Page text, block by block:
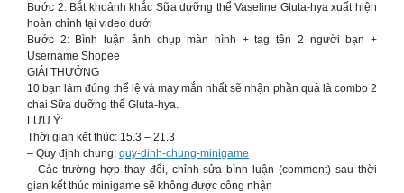
Bước 2: Bắt khoảnh khắc Sữa dưỡng thể Vaseline Gluta-hya xuất hiện
hoàn chỉnh tại video dưới
Bước 2: Bình luận ảnh chụp màn hình + tag tên 2 người bạn +
Username Shopee
GIẢI THƯỞNG
10 bạn làm đúng thể lệ và may mắn nhất sẽ nhận phần quà là combo 2
chai Sữa dưỡng thể Gluta-hya.
LƯU Ý:
Thời gian kết thúc: 15.3 – 21.3
– Quy định chung: quy-dinh-chung-minigame
– Các trường hợp thay đổi, chỉnh sửa bình luận (comment) sau thời
gian kết thúc minigame sẽ không được công nhận